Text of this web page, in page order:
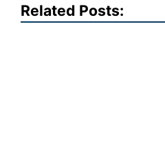
Related Posts: